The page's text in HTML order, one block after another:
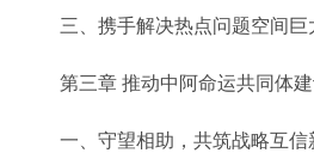
三、携手解决热点问题空间巨
第三章 推动中阿命运共同体建
一、守望相助，共筑战略互信